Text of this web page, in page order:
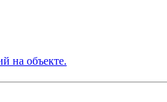
на объекте.